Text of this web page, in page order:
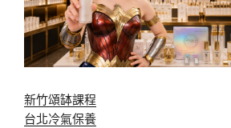
新竹頌缽課程
台北冷氣保養